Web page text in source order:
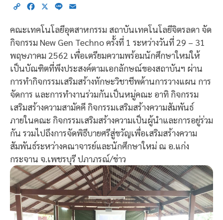
Copy Facebook
X Line
คณะเทคโนโลยีอุตสาหกรรม สถาบันเทคโนโลยีจิตรลดา จัด
กิจกรรม New Gen Techno ครั้งที่ 1 ระหว่างวันที่ 29 – 31
พฤษภาคม 2562 เพื่อเตรียมความพร้อมนักศึกษาใหม่ให้
เป็นบัณฑิตที่พึงประสงค์ตามเอกลักษณ์ของสถาบันฯ ผ่าน
การทำกิจกรรมเสริมสร้างทักษะวิชาชีพด้านการวางแผน การ
จัดการ และการทำงานร่วมกันเป็นหมู่คณะ อาทิ กิจกรรม
เสริมสร้างความสามัคคี กิจกรรมเสริมสร้างความสัมพันธ์
ภายในคณะ กิจกรรมเสริมสร้างความเป็นผู้นำและการอยู่ร่วม
กัน รวมไปถึงการจัดพิธีบายศรีสู่ขวัญเพื่อเสริมสร้างความ
สัมพันธ์ระหว่างคณาจารย์และนักศึกษาใหม่ ณ อ.แก่ง
กระจาน จ.เพชรบุรี ปภาภรณ์/ข่าว